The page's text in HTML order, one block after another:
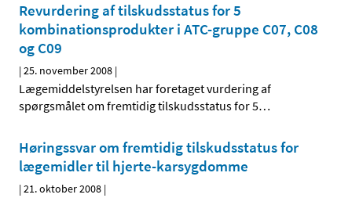
Revurdering af tilskudsstatus for 5
kombinationsprodukter i ATC-gruppe C07, C08
og C09
|25. november 2008 |
Lægemiddelstyrelsen har foretaget vurdering af
spørgsmålet om fremtidig tilskudsstatus for 5…
Høringssvar om fremtidig tilskudsstatus for
lægemidler til hjerte-karsygdomme
|21. oktober 2008 |